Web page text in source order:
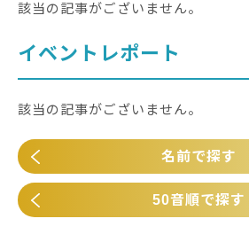
該当の記事がございません。
イベントレポート
該当の記事がございません。
名前で探す
50音順で探す